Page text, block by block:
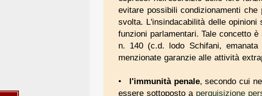
evitare possibili condizionamenti
svolta. L'insindacabilità delle
funzioni parlamentari. Tale concetto
n. 140 (c.d. lodo Schifani,
menzionate garanzie alle attività
l'immunità penale, secondo cui
essere sottoposto a perquisizione